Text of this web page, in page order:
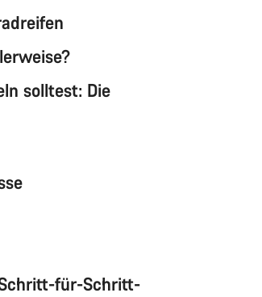
solltest: Die
für-Schritt-